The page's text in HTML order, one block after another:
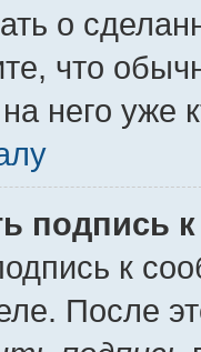
о
что
него уже
подпись
к
После